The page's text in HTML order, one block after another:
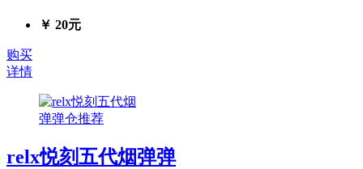
￥ 20元
购买
详情
relx悦刻五代烟弹弹